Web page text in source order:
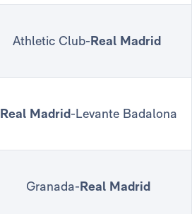
Athletic Club-Real Madrid
Real Madrid-Levante Badalona
Granada-Real Madrid